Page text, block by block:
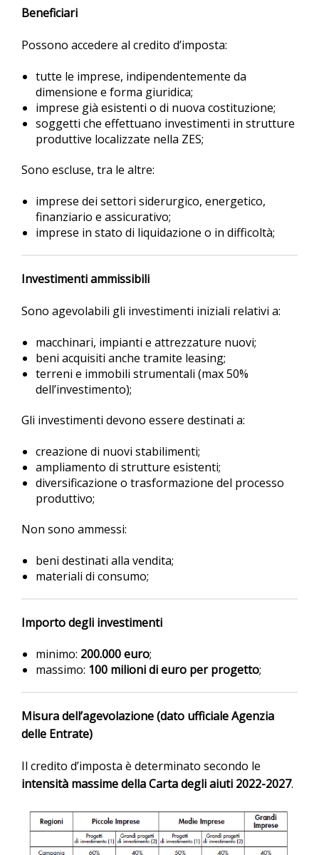
Beneficiari
Possono accedere al credito d’imposta:
tutte le imprese, indipendentemente da
dimensione e forma giuridica;
imprese già esistenti o di nuova costituzione;
soggetti che effettuano investimenti in strutture
produttive localizzate nella ZES;
Sono escluse, tra le altre:
imprese dei settori siderurgico, energetico,
finanziario e assicurativo;
imprese in stato di liquidazione o in difficoltà;
Investimenti ammissibili
Sono agevolabili gli investimenti iniziali relativi a:
macchinari, impianti e attrezzature nuovi;
beni acquisiti anche tramite leasing;
terreni e immobili strumentali (max 50%
dell’investimento);
Gli investimenti devono essere destinati a:
creazione di nuovi stabilimenti;
ampliamento di strutture esistenti;
diversificazione o trasformazione del processo
produttivo;
Non sono ammessi:
beni destinati alla vendita;
materiali di consumo;
Importo degli investimenti
minimo: 200.000 euro;
massimo: 100 milioni di euro per progetto;
Misura dell’agevolazione (dato ufficiale Agenzia
delle Entrate)
Il credito d’imposta è determinato secondo le
intensità massime della Carta degli aiuti 2022-2027.